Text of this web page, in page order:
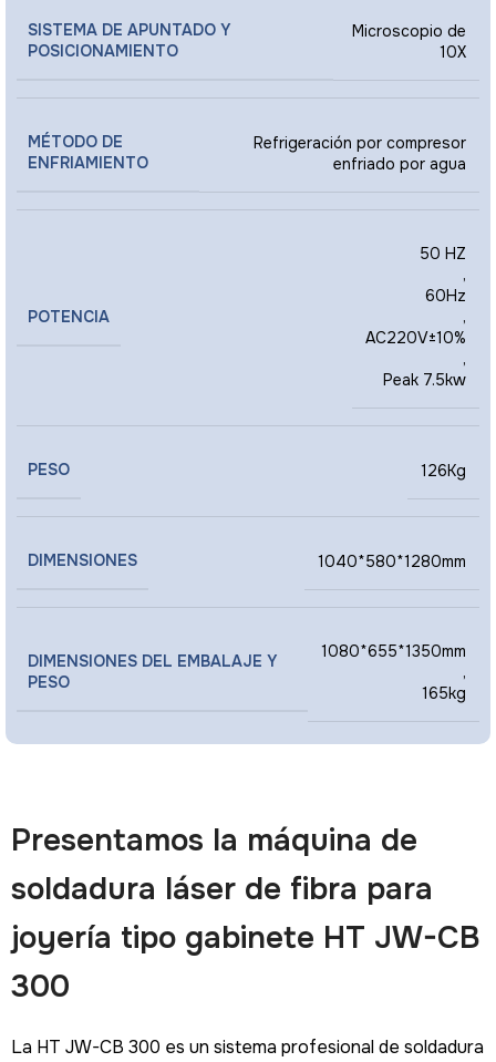
SISTEMA DE APUNTADO Y
POSICIONAMIENTO
Microscopio de
10X
MÉTODO DE
ENFRIAMIENTO
Refrigeración por compresor
enfriado por agua
POTENCIA
50 HZ
,
60Hz
,
AC220V±10%
,
Peak 7.5kw
PESO 126Kg
DIMENSIONES 1040*580*1280mm
DIMENSIONES DEL EMBALAJE Y
PESO
1080*655*1350mm
,
165kg
Presentamos la máquina de
soldadura láser de fibra para
joyería tipo gabinete HT JW-CB
300
La HT JW-CB 300 es un sistema profesional de soldadura